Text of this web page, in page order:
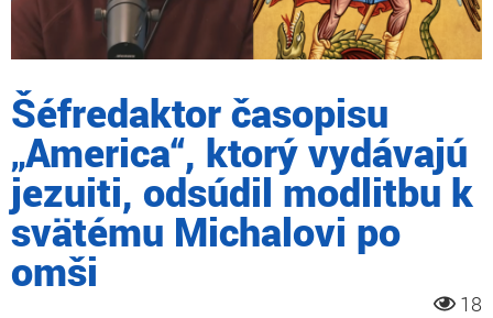
Šéfredaktor časopisu
„America“, ktorý vydávajú
jezuiti, odsúdil modlitbu k
svätému Michalovi po
omši
18